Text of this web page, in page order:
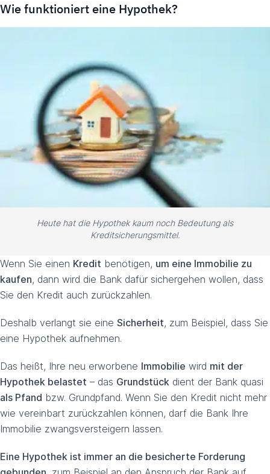
Wie funktioniert eine Hypothek?
Heute hat die Hypothek kaum noch Bedeutung als
Kreditsicherungsmittel.
Wenn Sie einen Kredit benötigen, um eine Immobilie zu
kaufen, dann wird die Bank dafür sichergehen wollen, dass
Sie den Kredit auch zurückzahlen.
Deshalb verlangt sie eine Sicherheit, zum Beispiel, dass Sie
eine Hypothek aufnehmen.
Das heißt, Ihre neu erworbene Immobilie wird mit der
Hypothek belastet – das Grundstück dient der Bank quasi
als Pfand bzw. Grundpfand. Wenn Sie den Kredit nicht mehr
wie vereinbart zurückzahlen können, darf die Bank Ihre
Immobilie zwangsversteigern lassen.
Eine Hypothek ist immer an die besicherte Forderung